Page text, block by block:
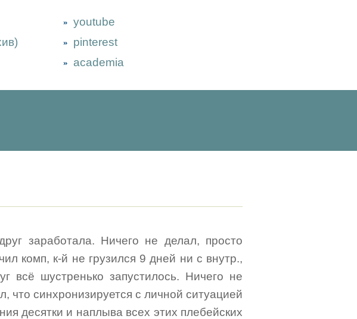
youtube
pinterest
academia
заработала. Ничего не делал, просто
комп, к-й не грузился 9 дней ни с внутр.,
всё шустренько запустилось. Ничего не
что синхронизируется с личной ситуацией
десятки и наплыва всех этих плебейских